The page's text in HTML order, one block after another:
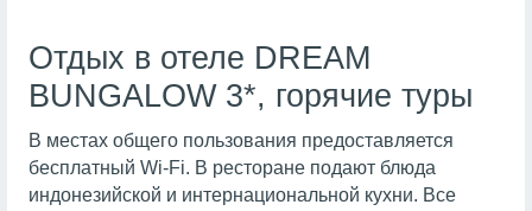
Отдых в отеле DREAM
BUNGALOW 3*, горячие туры
В местах общего пользования предоставляется
бесплатный Wi-Fi. В ресторане подают блюда
индонезийской и интернациональной кухни. Все